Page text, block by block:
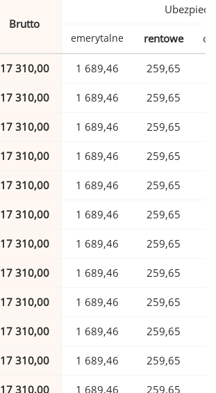
Brutto
emerytalne rentowe
17 310,00 1 689,46 259,65
17 310,00 1 689,46 259,65
17 310,00 1 689,46 259,65
17 310,00 1 689,46 259,65
17 310,00 1 689,46 259,65
17 310,00 1 689,46 259,65
17 310,00 1 689,46 259,65
17 310,00 1 689,46 259,65
17 310,00 1 689,46 259,65
17 310,00 1 689,46 259,65
17 310,00 1 689,46 259,65
17 310,00 1 689,46 259,65